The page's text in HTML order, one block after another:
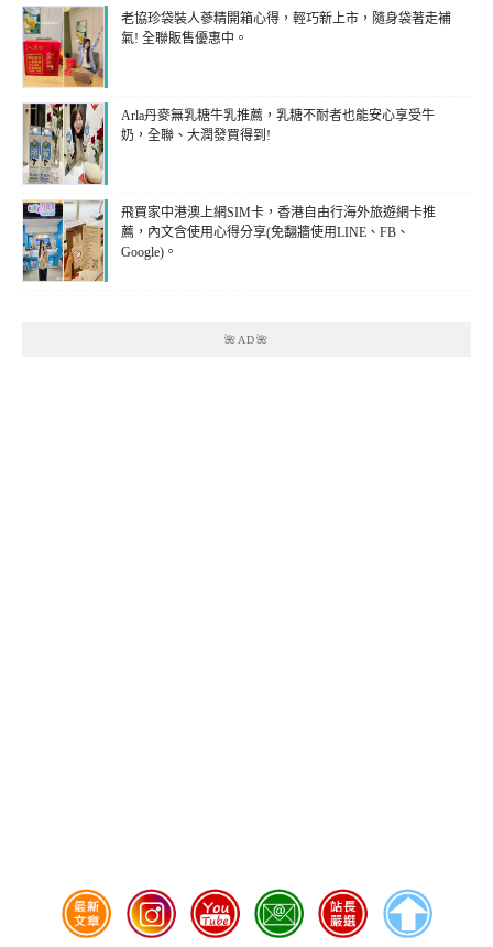
老協珍袋裝人蔘精開箱心得，輕巧新上市，隨身袋著走補
氣! 全聯販售優惠中。
Arla丹麥無乳糖牛乳推薦，乳糖不耐者也能安心享受牛
奶，全聯、大潤發買得到!
飛買家中港澳上網SIM卡，香港自由行海外旅遊網卡推
薦，內文含使用心得分享(免翻牆使用LINE、FB、
Google)。
🌺AD🌺